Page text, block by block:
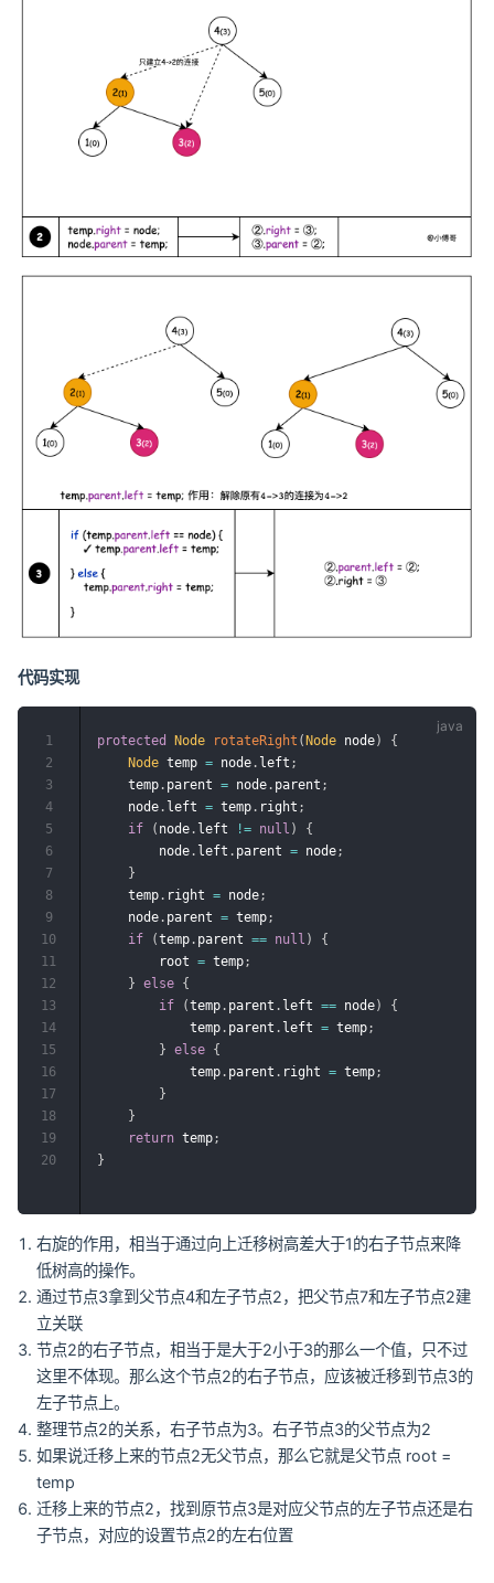
代码实现
protected Node rotateRight ( Node node)
{
Node temp = node . left ;
    temp
. parent = node . parent ;
    node
. left = temp . right ;
if
( node . left != null )
{
        node
. left . parent = node;
}
    temp
. right = node;
    node
. parent = temp;
if
(temp . parent == null )
{
        root
= temp;
} else {
if
(temp . parent . left == node)
{
            temp
. parent . left = temp;
} else {
            temp
. parent . right = temp;
}
}
return temp;
}
1
2
3
4
5
6
7
8
9
10
11
12
13
14
15
16
17
18
19
20
右旋的作用，相当于通过向上迁移树高差大于1的右子节点来降
低树高的操作。
通过节点3拿到父节点4和左子节点2，把父节点7和左子节点2建
立关联
节点2的右子节点，相当于是大于2小于3的那么一个值，只不过
这里不体现。那么这个节点2的右子节点，应该被迁移到节点3的
左子节点上。
整理节点2的关系，右子节点为3。右子节点3的父节点为2
如果说迁移上来的节点2无父节点，那么它就是父节点 root =
temp
迁移上来的节点2，找到原节点3是对应父节点的左子节点还是右
子节点，对应的设置节点2的左右位置